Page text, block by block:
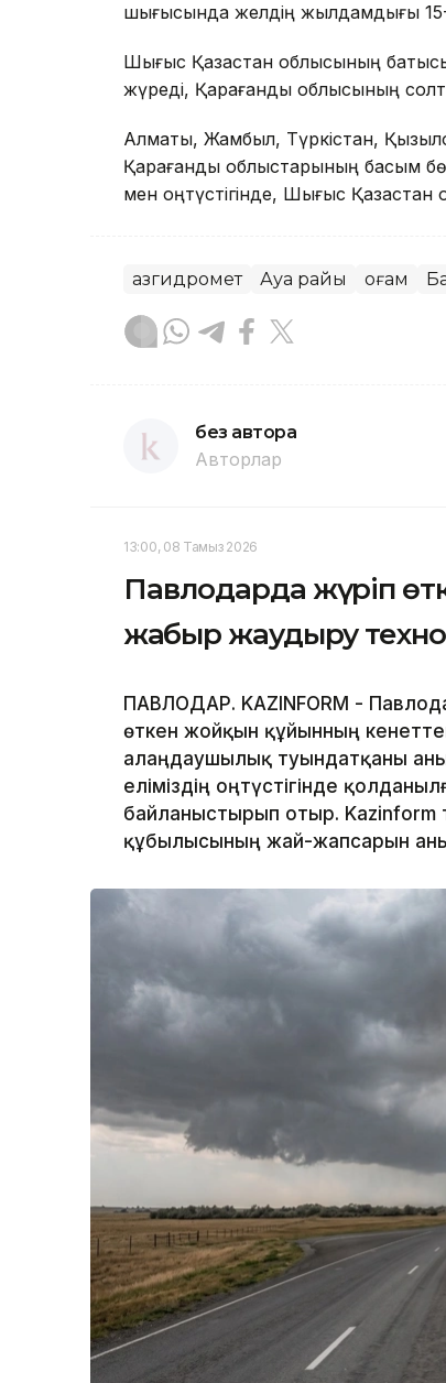
шығысында желдің жылдамдығы
Шығыс Қазақстан облысының
жүреді, Қарағанды облысының
Алматы, Жамбыл, Түркістан,
Қарағанды облыстарының басым
мен оңтүстігінде, Шығыс Қазақстан
Қазгидромет Ауа райы Қоғам
без автора
Авторлар
13:00, 08 Тамыз 2026
Павлодарда жүріп
жаңбыр жаудыру
ПАВЛОДАР. KAZINFORM -
өткен жойқын құйынның
алаңдаушылық туындатқаны
еліміздің оңтүстігінде
байланыстырып отыр. Kazinform
құбылысының жай-жапсарын